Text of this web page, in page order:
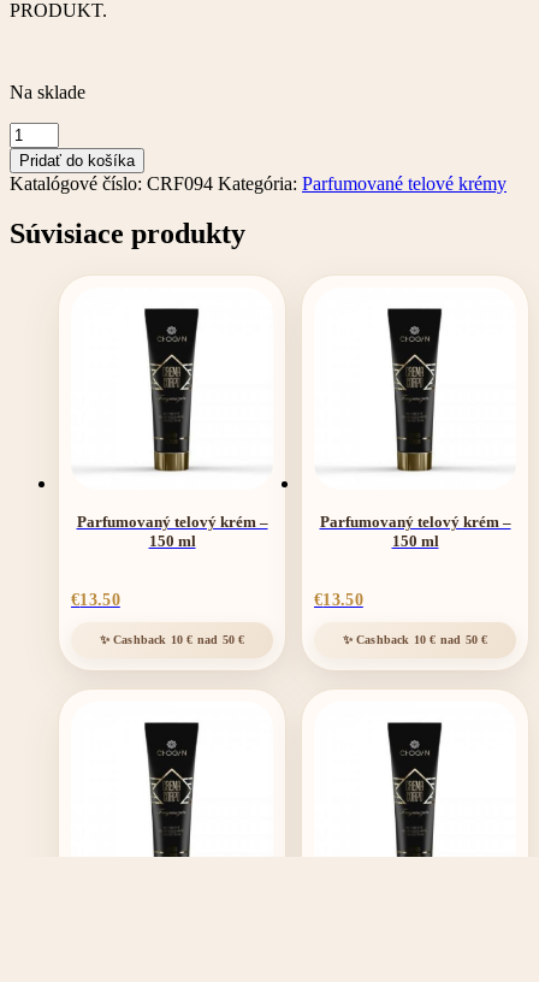
PRODUKT.
Na sklade
množstvo
Parfumovaný
telový
krém
150
Pridať do košíka
Katalógové číslo: CRF094 Kategória: Parfumované telové krémy
Súvisiace produkty
Parfumovaný telový krém –
150 ml
€13.50
Parfumovaný telový krém –
150 ml
€13.50